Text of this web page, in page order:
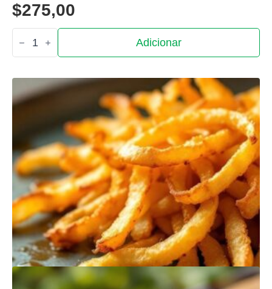
$275,00
Quantidade
de
Arroz
Adicionar
PRODUTOS
RELACIONADOS